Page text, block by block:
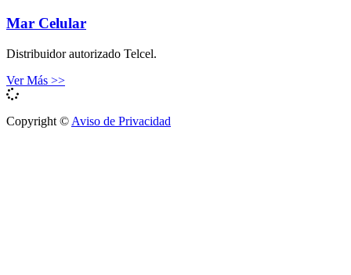
Mar Celular
Distribuidor autorizado Telcel.
Ver Más >>
Copyright © Aviso de Privacidad